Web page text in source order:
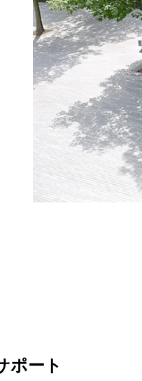
ポート